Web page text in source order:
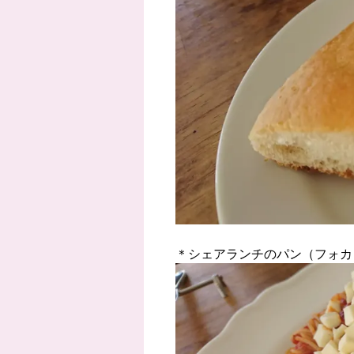
＊シェアランチのパン（フォ